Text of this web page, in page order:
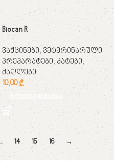
Biocan R
ვაქცინები, ვეტერინარული
პრეპარატები,კატები,
ძაღლები
10,00₾
კალათაში დამატება
14 15 16 →